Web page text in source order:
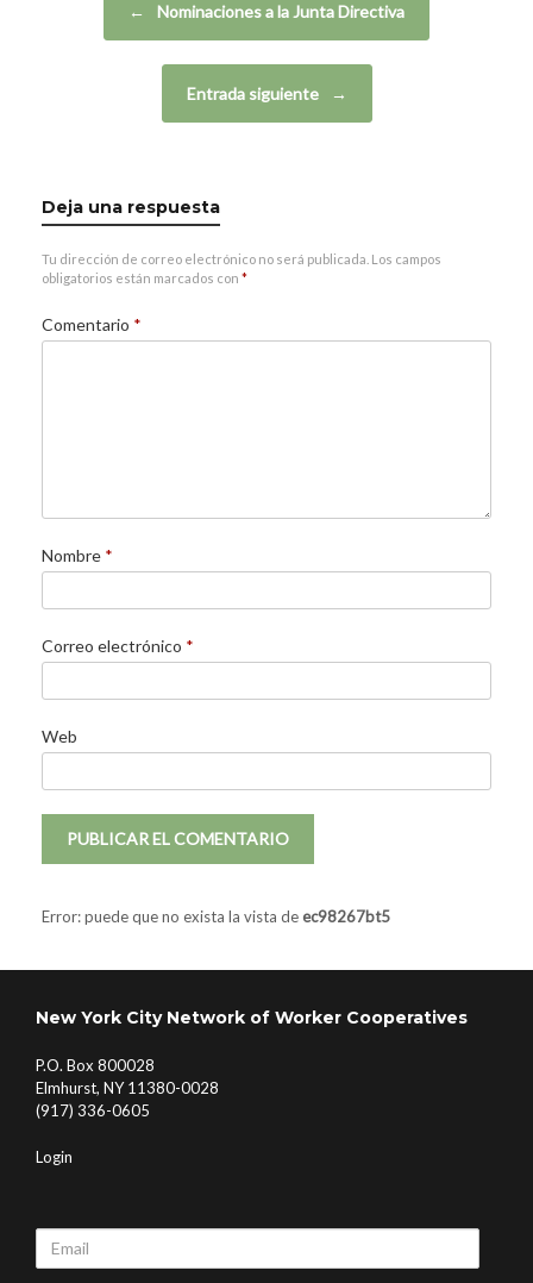
← Nominaciones a la Junta Directiva
Entrada siguiente →
Deja una respuesta
Tu dirección de correo electrónico no será publicada. Los campos
obligatorios están marcados con *
Comentario *
Nombre *
Correo electrónico *
Web
Error: puede que no exista la vista de ec98267bt5
New York City Network of Worker Cooperatives
P.O. Box 800028
Elmhurst, NY 11380-0028
(917) 336-0605
Login
Email